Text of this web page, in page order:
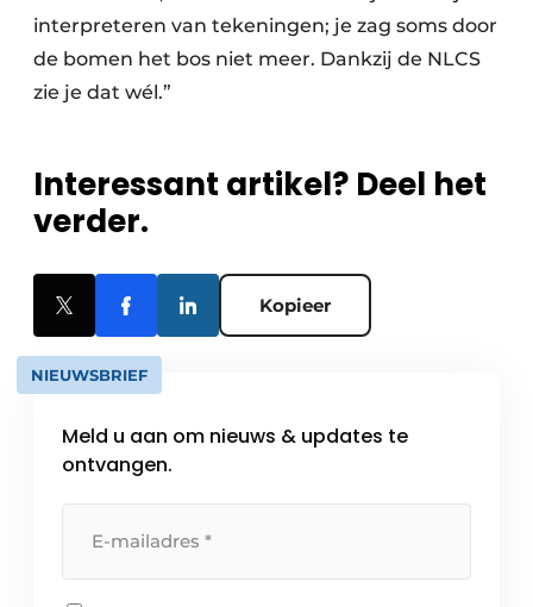
interpreteren van tekeningen; je zag soms door
de bomen het bos niet meer. Dankzij de NLCS
zie je dat wél.”
Interessant artikel? Deel het
verder.
Kopieer
NIEUWSBRIEF
Meld u aan om nieuws & updates te
ontvangen.